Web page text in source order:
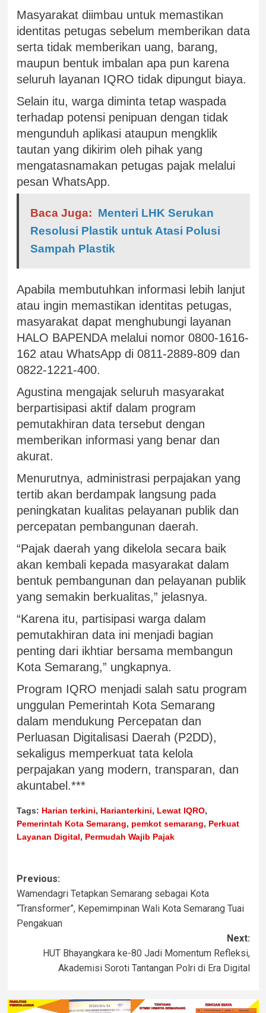
Masyarakat diimbau untuk memastikan
identitas petugas sebelum memberikan data
serta tidak memberikan uang, barang,
maupun bentuk imbalan apa pun karena
seluruh layanan IQRO tidak dipungut biaya.
Selain itu, warga diminta tetap waspada
terhadap potensi penipuan dengan tidak
mengunduh aplikasi ataupun mengklik
tautan yang dikirim oleh pihak yang
mengatasnamakan petugas pajak melalui
pesan WhatsApp.
Baca Juga: Menteri LHK Serukan
Resolusi Plastik untuk Atasi Polusi
Sampah Plastik
Apabila membutuhkan informasi lebih lanjut
atau ingin memastikan identitas petugas,
masyarakat dapat menghubungi layanan
HALO BAPENDA melalui nomor 0800-1616-
162 atau WhatsApp di 0811-2889-809 dan
0822-1221-400.
Agustina mengajak seluruh masyarakat
berpartisipasi aktif dalam program
pemutakhiran data tersebut dengan
memberikan informasi yang benar dan
akurat.
Menurutnya, administrasi perpajakan yang
tertib akan berdampak langsung pada
peningkatan kualitas pelayanan publik dan
percepatan pembangunan daerah.
“Pajak daerah yang dikelola secara baik
akan kembali kepada masyarakat dalam
bentuk pembangunan dan pelayanan publik
yang semakin berkualitas,” jelasnya.
“Karena itu, partisipasi warga dalam
pemutakhiran data ini menjadi bagian
penting dari ikhtiar bersama membangun
Kota Semarang,” ungkapnya.
Program IQRO menjadi salah satu program
unggulan Pemerintah Kota Semarang
dalam mendukung Percepatan dan
Perluasan Digitalisasi Daerah (P2DD),
sekaligus memperkuat tata kelola
perpajakan yang modern, transparan, dan
akuntabel.***
Tags: Harian terkini, Harianterkini, Lewat IQRO,
Pemerintah Kota Semarang, pemkot semarang, Perkuat
Layanan Digital, Permudah Wajib Pajak
Previous:
Wamendagri Tetapkan Semarang sebagai Kota
“Transformer”, Kepemimpinan Wali Kota Semarang Tuai
Pengakuan
Next:
HUT Bhayangkara ke-80 Jadi Momentum Refleksi,
Akademisi Soroti Tantangan Polri di Era Digital